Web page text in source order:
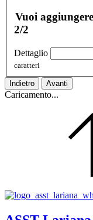
Vuoi
2/2
Dettaglio
caratteri
Indietro Avanti
Caricamento...